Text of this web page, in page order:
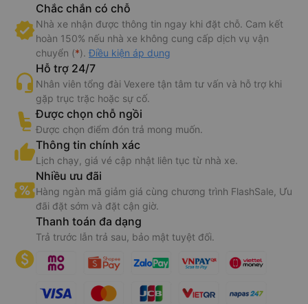
Chắc chắn có chỗ
Nhà xe nhận được thông tin ngay khi đặt chỗ. Cam kết
hoàn 150% nếu nhà xe không cung cấp dịch vụ vận
chuyển (*). Điều kiện áp dụng
Hỗ trợ 24/7
Nhân viên tổng đài Vexere tận tâm tư vấn và hỗ trợ khi
gặp trục trặc hoặc sự cố.
Được chọn chỗ ngồi
Được chọn điểm đón trả mong muốn.
Thông tin chính xác
Lịch chạy, giá vé cập nhật liên tục từ nhà xe.
Nhiều ưu đãi
Hàng ngàn mã giảm giá cùng chương trình FlashSale, Ưu
đãi đặt sớm và đặt cận giờ.
Thanh toán đa dạng
Trả trước lẫn trả sau, bảo mật tuyệt đối.